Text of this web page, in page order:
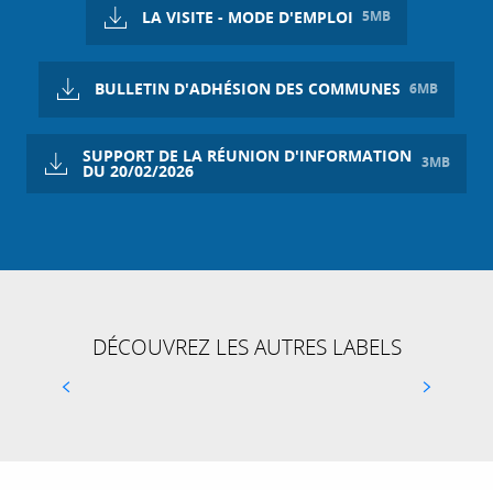
LA VISITE - MODE D'EMPLOI 5MB
BULLETIN D'ADHÉSION DES COMMUNES 6MB
SUPPORT DE LA RÉUNION D'INFORMATION
DU 20/02/2026 3MB
DÉCOUVREZ LES AUTRES LABELS